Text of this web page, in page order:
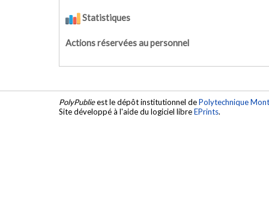
Statistiques
Actions réservées au personnel
PolyPublieest le dépôt institutionnel dePolytechnique
Site développé à l'aide du logiciel libreEPrints.